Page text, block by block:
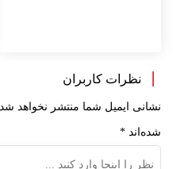
نظرات کاربران
نشانی ایمیل شما منتشر نخواهد شد.
شده‌اند *